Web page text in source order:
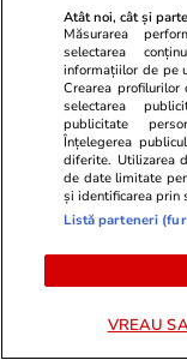
ZiaruldeIasi.ro
Motivul
elevă din
Atât noi, cât și
Măsurarea
selectarea
informațiilor de pe
Crearea profilurilor
selectarea
publicitate
Înțelegerea
diferite. Utilizarea
de date limitate
și identificarea prin
Listă parteneri
VREAU